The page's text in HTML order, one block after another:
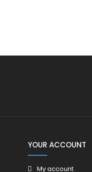
YOUR ACCOUNT
My account